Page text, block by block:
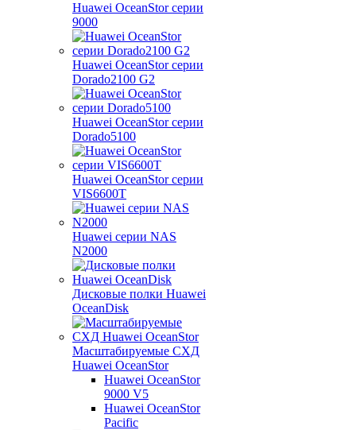
Huawei OceanStor серии
9000
Huawei OceanStor серии
Dorado2100 G2
Huawei OceanStor серии
Dorado5100
Huawei OceanStor серии
VIS6600T
Huawei серии NAS
N2000
Дисковые полки Huawei
OceanDisk
Масштабируемые СХД
Huawei OceanStor
Huawei OceanStor
9000 V5
Huawei OceanStor
Pacific